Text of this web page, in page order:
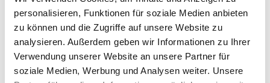
personalisieren, Funktionen für soziale Medien anbieten
zu können und die Zugriffe auf unsere Website zu
analysieren. Außerdem geben wir Informationen zu Ihrer
Verwendung unserer Website an unsere Partner für
soziale Medien, Werbung und Analysen weiter. Unsere
Dies könnte Sie auch